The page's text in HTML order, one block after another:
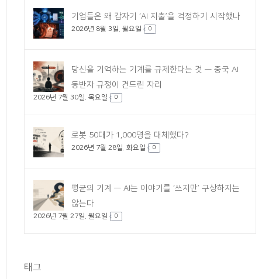
기업들은 왜 갑자기 ‘AI 지출’을 걱정하기 시작했나
2026년 8월 3일. 월요일 0
당신을 기억하는 기계를 규제한다는 것 — 중국 AI
동반자 규정이 건드린 자리
2026년 7월 30일. 목요일 0
로봇 50대가 1,000명을 대체했다?
2026년 7월 28일. 화요일 0
평균의 기계 — AI는 이야기를 ‘쓰지만’ 구상하지는
않는다
2026년 7월 27일. 월요일 0
태그